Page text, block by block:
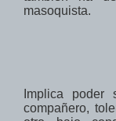
masoquista.
Implica poder
compañero,